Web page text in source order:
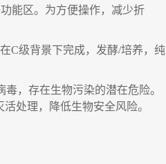
能区。为方便操作，减少折
C级背景下完成，发酵/培养，纯
，存在生物污染的潜在危险。
处理，降低生物安全风险。